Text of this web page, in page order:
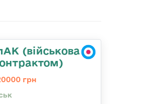
(військова
грн